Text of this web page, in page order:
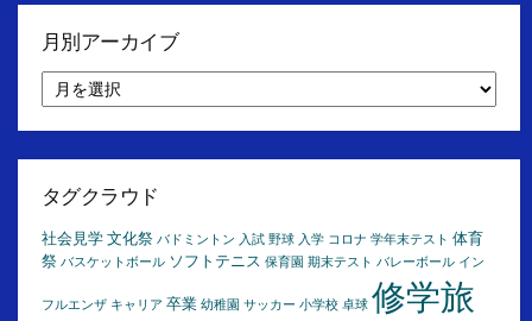
月別アーカイブ
別
ア
イ
タグクラウド
社会見学 文化祭 バドミントン 入試 野球 入学 コロナ 学年末テスト 体育
祭 バスケットボール ソフトテニス 保育園 期末テスト バレーボール イン
フルエンザ キャリア 卒業 幼稚園 サッカー 小学校 卓球 修学旅